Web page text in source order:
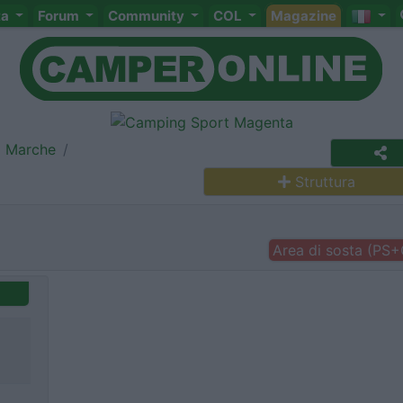
Forum Community COL Magazine
Marche
Struttura
Area di sosta